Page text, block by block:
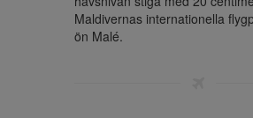
Maldivernas internationella
ön Malé.